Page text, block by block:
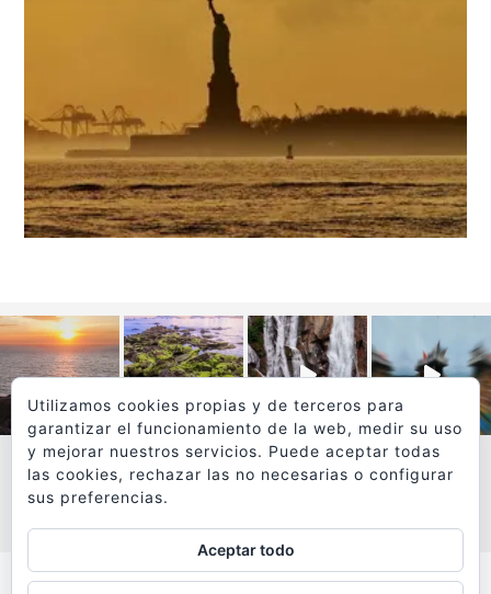
VER MÁS
Utilizamos cookies propias y de terceros para
garantizar el funcionamiento de la web, medir su uso
y mejorar nuestros servicios. Puede aceptar todas
las cookies, rechazar las no necesarias o configurar
sus preferencias.
Aceptar todo